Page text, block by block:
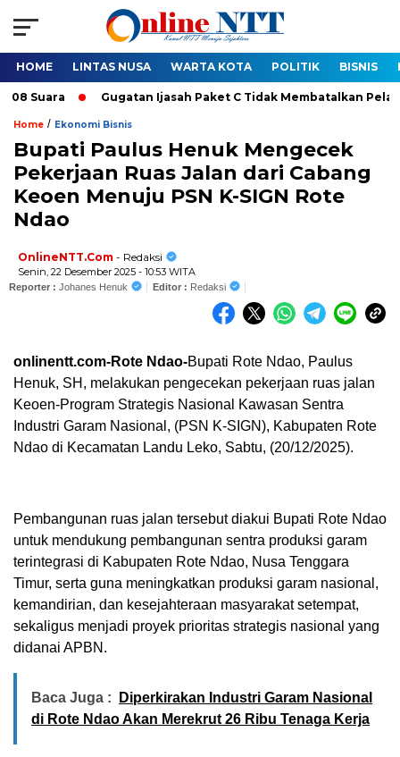
HOME LINTAS NUSA WARTA KOTA POLITIK BISNIS
Ijasah Paket C Tidak Membatalkan Pelantikan Bupati-Wakil
Home / Ekonomi Bisnis
Bupati Paulus Henuk Mengecek
Pekerjaan Ruas Jalan dari Cabang
Keoen Menuju PSN K-SIGN Rote
Ndao
OnlineNTT.Com - Redaksi
Senin, 22 Desember 2025 - 10:53 WITA
Reporter : Johanes Henuk Editor : Redaksi
onlinentt.com-Rote Ndao-Bupati Rote Ndao, Paulus
Henuk, SH, melakukan pengecekan pekerjaan ruas jalan
Keoen-Program Strategis Nasional Kawasan Sentra
Industri Garam Nasional, (PSN K-SIGN), Kabupaten Rote
Ndao di Kecamatan Landu Leko, Sabtu, (20/12/2025).
Pembangunan ruas jalan tersebut diakui Bupati Rote Ndao
untuk mendukung pembangunan sentra produksi garam
terintegrasi di Kabupaten Rote Ndao, Nusa Tenggara
Timur, serta guna meningkatkan produksi garam nasional,
kemandirian, dan kesejahteraan masyarakat setempat,
sekaligus menjadi proyek prioritas strategis nasional yang
didanai APBN.
Baca Juga :
Diperkirakan Industri Garam Nasional
di Rote Ndao Akan Merekrut 26 Ribu Tenaga Kerja